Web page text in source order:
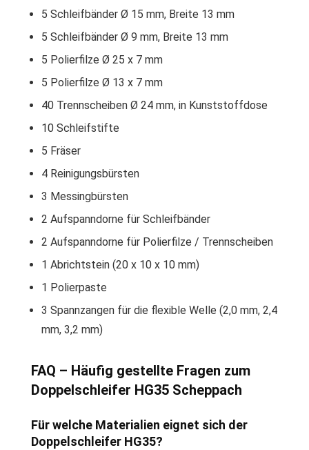
5 Schleifbänder Ø 15 mm, Breite 13 mm
5 Schleifbänder Ø 9 mm, Breite 13 mm
5 Polierfilze Ø 25 x 7 mm
5 Polierfilze Ø 13 x 7 mm
40 Trennscheiben Ø 24 mm, in Kunststoffdose
10 Schleifstifte
5 Fräser
4 Reinigungsbürsten
3 Messingbürsten
2 Aufspanndorne für Schleifbänder
2 Aufspanndorne für Polierfilze / Trennscheiben
1 Abrichtstein (20 x 10 x 10 mm)
1 Polierpaste
3 Spannzangen für die flexible Welle (2,0 mm, 2,4
mm, 3,2 mm)
FAQ – Häufig gestellte Fragen zum
Doppelschleifer HG35 Scheppach
Für welche Materialien eignet sich der
Doppelschleifer HG35?